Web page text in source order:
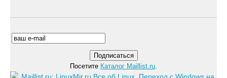
Посетите Каталог Maillist.ru.